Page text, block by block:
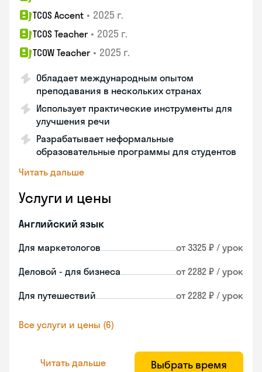
TCOS Accent • 2025 г.
TCOS Teacher • 2025 г.
TCOW Teacher • 2025 г.
Обладает международным опытом
преподавания в нескольких странах
Использует практические инструменты для
улучшения речи
Разрабатывает неформальные
образовательные программы для студентов
Читать дальше
Услуги и цены
Английский язык
Для маркетологов от 3325 ₽ / урок
Деловой - для бизнеса от 2282 ₽ / урок
Для путешествий от 2282 ₽ / урок
Все услуги и цены (6)
Читать дальше Выбрать время